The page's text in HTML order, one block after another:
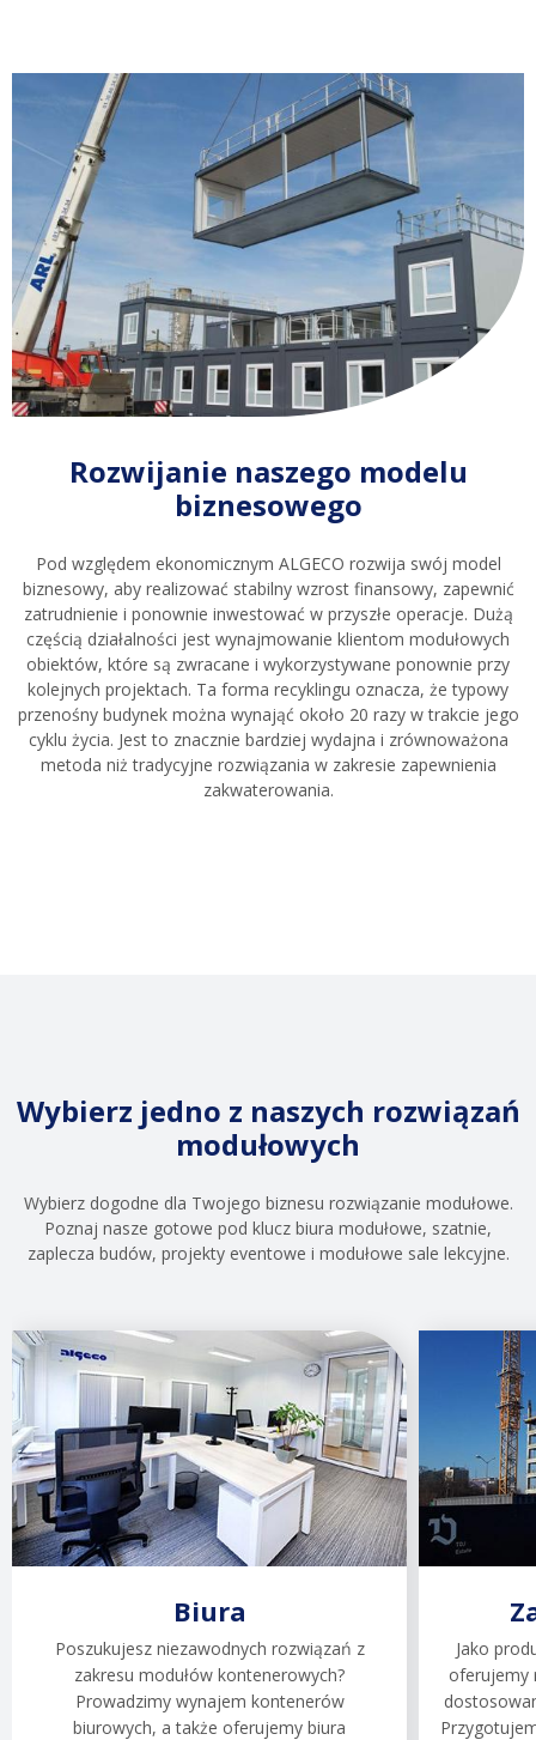
Rozwijanie naszego modelu
biznesowego
Pod względem ekonomicznym ALGECO rozwija swój model
biznesowy, aby realizować stabilny wzrost finansowy, zapewnić
zatrudnienie i ponownie inwestować w przyszłe operacje. Dużą
częścią działalności jest wynajmowanie klientom modułowych
obiektów, które są zwracane i wykorzystywane ponownie przy
kolejnych projektach. Ta forma recyklingu oznacza, że typowy
przenośny budynek można wynająć około 20 razy w trakcie jego
cyklu życia. Jest to znacznie bardziej wydajna i zrównoważona
metoda niż tradycyjne rozwiązania w zakresie zapewnienia
zakwaterowania.
Wybierz jedno z naszych rozwiązań
modułowych
Wybierz dogodne dla Twojego biznesu rozwiązanie modułowe.
Poznaj nasze gotowe pod klucz biura modułowe, szatnie,
zaplecza budów, projekty eventowe i modułowe sale lekcyjne.
Biura
Poszukujesz niezawodnych rozwiązań z
zakresu modułów kontenerowych?
Prowadzimy wynajem kontenerów
biurowych, a także oferujemy biura
Jako
oferujemy